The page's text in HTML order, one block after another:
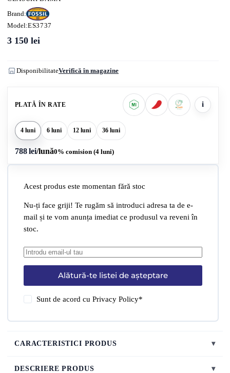
Brand:
Model:ES3737
3 150 lei
DisponibilitateVerifică în magazine
PLATĂ ÎN RATE i
4 luni 6 luni 12 luni 36 luni
788 lei/lună0% comision (4 luni)
Acest produs este momentan fără stoc
Nu-ți face griji! Te rugăm să introduci adresa ta de e-
mail și te vom anunța imediat ce produsul va reveni în
stoc.
Alătură-te listei de așteptare
Sunt de acord cuPrivacy Policy*
CARACTERISTICI PRODUS ▾
DESCRIERE PRODUS ▾